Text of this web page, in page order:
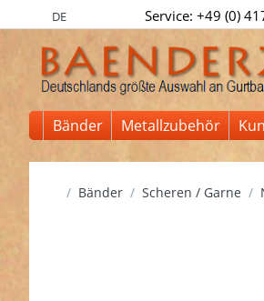
DE Service: +49 (0)
Bänder Metallzubehör
Startseite
Bänder Scheren / Garne